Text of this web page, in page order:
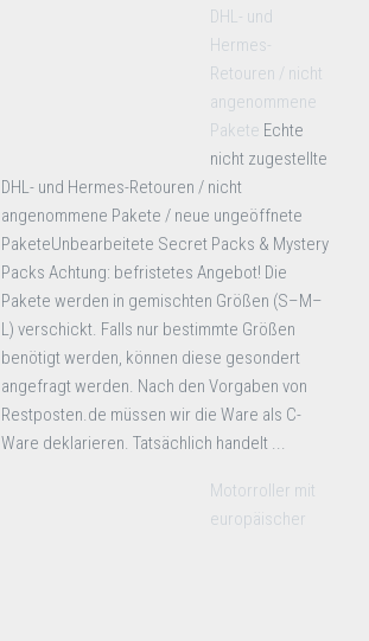
DHL- und
Hermes-
Retouren / nicht
angenommene
Pakete Echte
nicht zugestellte
DHL- und Hermes-Retouren / nicht
angenommene Pakete / neue ungeöffnete
PaketeUnbearbeitete Secret Packs & Mystery
Packs Achtung: befristetes Angebot! Die
Pakete werden in gemischten Größen (S–M–
L) verschickt. Falls nur bestimmte Größen
benötigt werden, können diese gesondert
angefragt werden. Nach den Vorgaben von
Restposten.de müssen wir die Ware als C-
Ware deklarieren. Tatsächlich handelt ...
Motorroller mit
europäischer